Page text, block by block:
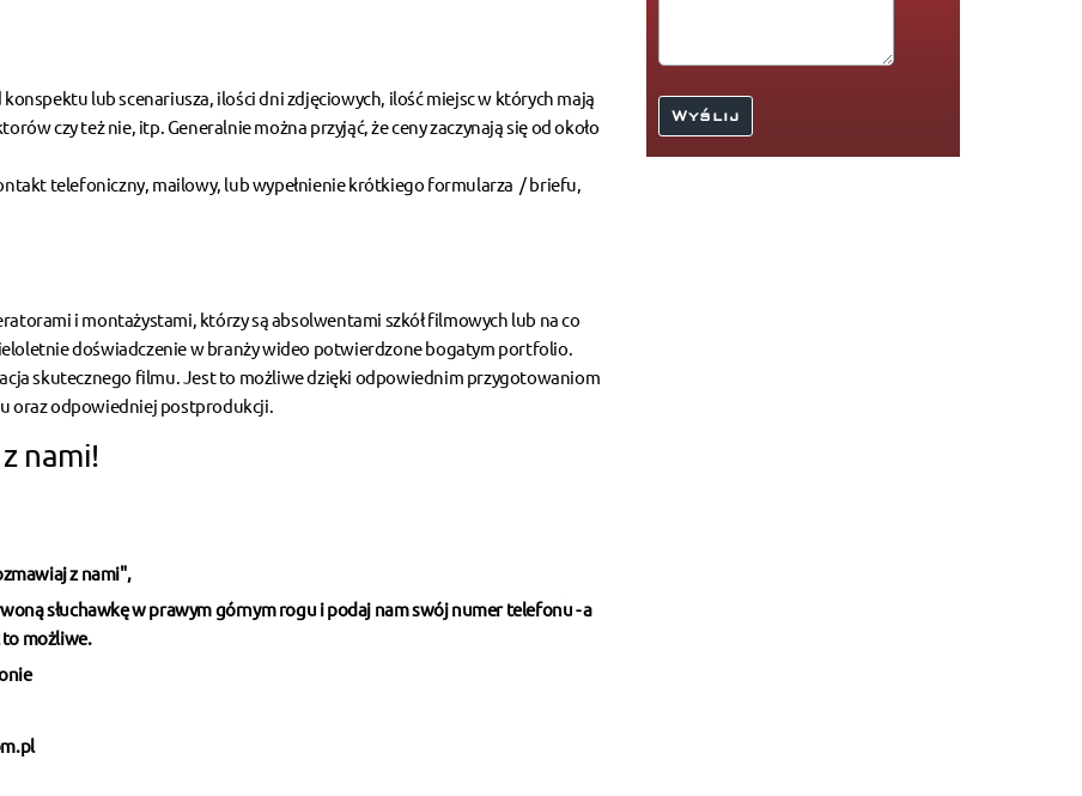
lub scenariusza, ilości dni zdjęciowych, ilość miejsc w których mają
czy też nie, itp. Generalnie można przyjąć, że ceny zaczynają się od około
telefoniczny, mailowy, lub wypełnienie krótkiego formularza / briefu,
i montażystami, którzy są absolwentami szkół filmowych lub na co
doświadczenie w branży wideo potwierdzone bogatym portfolio.
skutecznego filmu. Jest to możliwe dzięki odpowiednim przygotowaniom
oraz odpowiedniej postprodukcji.
nami!
z nami",
słuchawkę w prawym górnym rogu i podaj nam swój numer telefonu - a
możliwe.